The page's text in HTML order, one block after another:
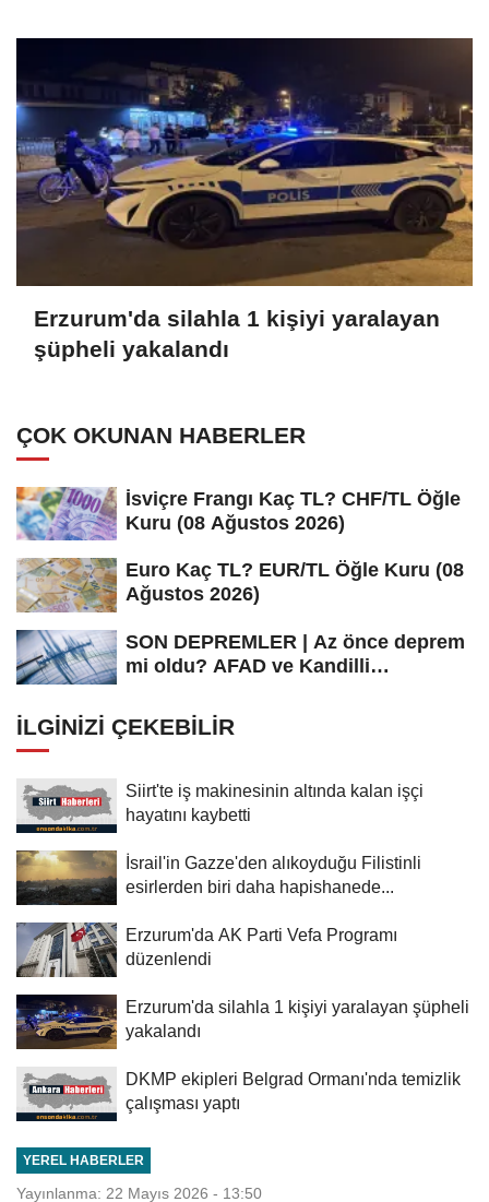
Erzurum'da silahla 1 kişiyi yaralayan
şüpheli yakalandı
ÇOK OKUNAN HABERLER
İsviçre Frangı Kaç TL? CHF/TL Öğle
Kuru (08 Ağustos 2026)
Euro Kaç TL? EUR/TL Öğle Kuru (08
Ağustos 2026)
SON DEPREMLER | Az önce deprem
mi oldu? AFAD ve Kandilli
İLGINIZI ÇEKEBILIR
Siirt'te iş makinesinin altında kalan işçi
hayatını kaybetti
İsrail'in Gazze'den alıkoyduğu Filistinli
esirlerden biri daha hapishanede...
Erzurum'da AK Parti Vefa Programı
düzenlendi
Erzurum'da silahla 1 kişiyi yaralayan şüpheli
yakalandı
DKMP ekipleri Belgrad Ormanı'nda temizlik
çalışması yaptı
YEREL HABERLER
Yayınlanma: 22 Mayıs 2026 - 13:50